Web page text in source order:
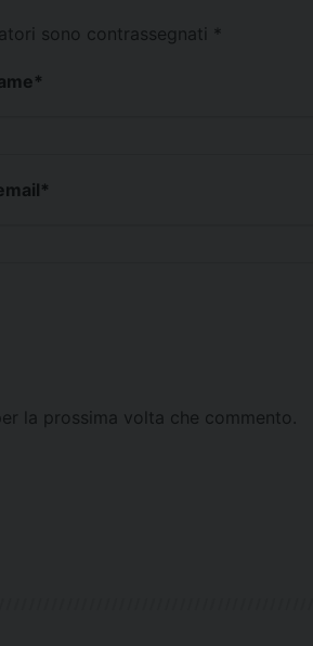
sono contrassegnati *
*
*
la prossima volta che commento.